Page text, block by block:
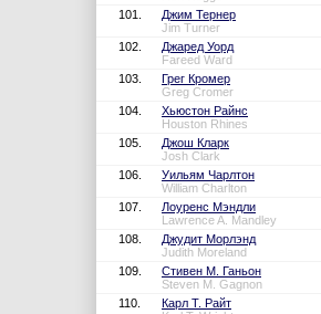
101.
Джим Тернер
Jim Turner
102.
Джаред Уорд
Fareed Ward
103.
Грег Кромер
Greg Cromer
104.
Хьюстон Райнс
Houston Rhines
105.
Джош Кларк
Josh Clark
106.
Уильям Чарлтон
William Charlton
107.
Лоуренс Мэндли
Lawrence A. Mandley
108.
Джудит Морлэнд
Judith Moreland
109.
Стивен М. Ганьон
Steven M. Gagnon
110.
Карл Т. Райт